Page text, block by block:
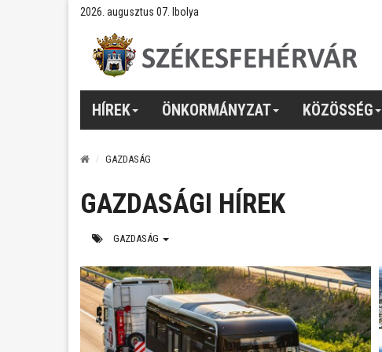
2026. augusztus 07. Ibolya
HÍREK ÖNKORMÁNYZAT KÖZÖSSÉG
GAZDASÁG
GAZDASÁGI HÍREK
GAZDASÁG